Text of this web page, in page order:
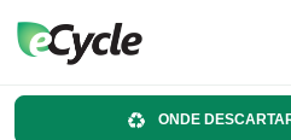
ONDE